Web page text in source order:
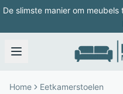
De slimste manier om
Home Eetkamerstoelen